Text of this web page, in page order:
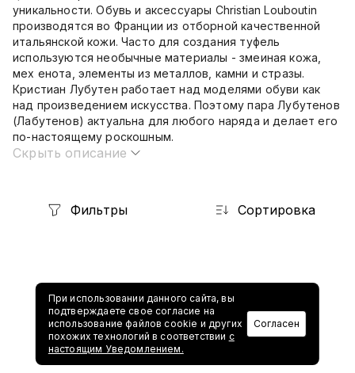
уникальности. Обувь и аксессуары Christian Louboutin
производятся во Франции из отборной качественной
итальянской кожи. Часто для создания туфель
используются необычные материалы - змеиная кожа,
мех енота, элементы из металлов, камни и стразы.
Кристиан Лубутен работает над моделями обуви как
над произведением искусства. Поэтому пара Лубутенов
(Лабутенов) актуальна для любого наряда и делает его
по-настоящему роскошным.
Скрыть описание
Фильтры Сортировка
1
При использовании данного сайта, вы
подтверждаете свое согласие на
использование файлов cookie и других
похожих технологий в соответствии с
настоящим Уведомлением.
Согласен